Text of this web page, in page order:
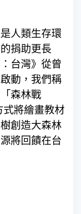
人類生存環
捐助更長
台灣》從曾
動，我們稱
森林戰
式將繪畫教材
創造大森林
將回饋在台